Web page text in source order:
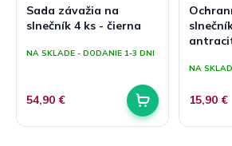
Sada závažia na
slnečník 4 ks - čierna
NA SKLADE - DODANIE 1-3 DNI
54,90 €
NA
15,90 €